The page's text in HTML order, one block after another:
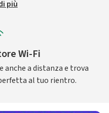
più
Wi-Fi
a distanza e trova
al tuo rientro.